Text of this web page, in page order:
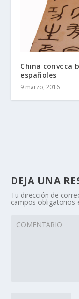
China convoca
españoles
9 marzo, 2016
DEJA UNA
Tu dirección de
campos obligatorios